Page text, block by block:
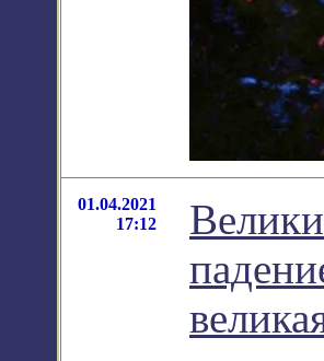
01.04.2021
17:12